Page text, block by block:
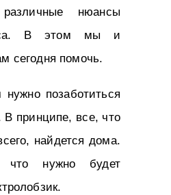
нюансы
В этом мы и
сегодня помочь.
позаботиться
В принципе, все, что
найдется дома.
что нужно будет